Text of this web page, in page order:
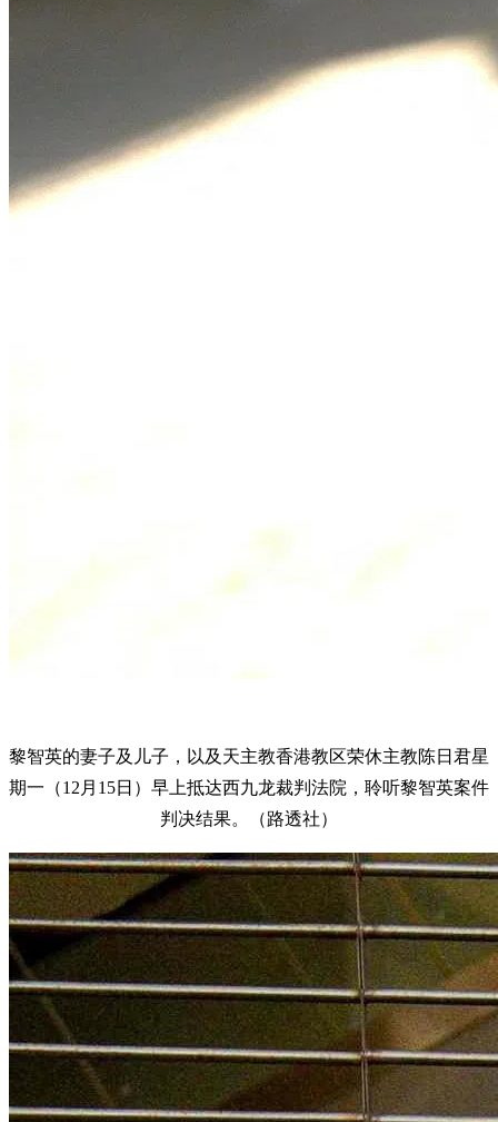
黎智英的妻子及儿子，以及天主教香港教区荣休主教陈日君星
期一（12月15日）早上抵达西九龙裁判法院，聆听黎智英案件
判决结果。（路透社）